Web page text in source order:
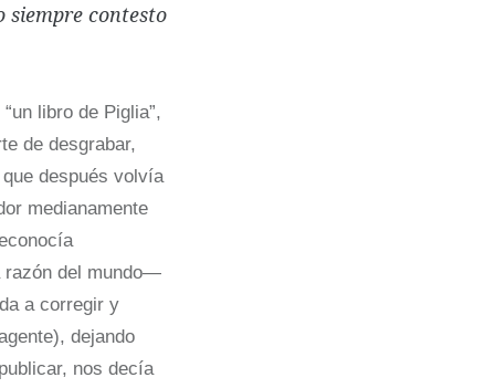
siempre contesto
“un libro de Piglia”,
de desgrabar,
después volvía
medianamente
razón del mundo—
a corregir y
dejando
nos decía